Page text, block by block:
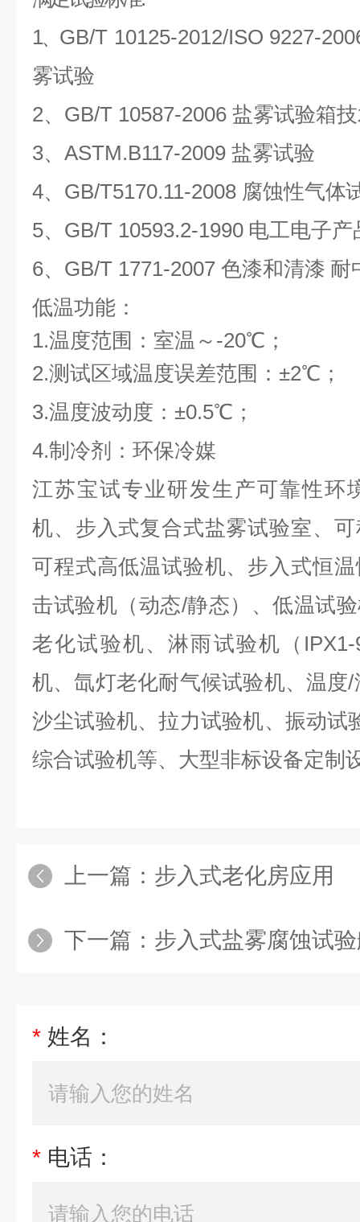
1、 GB/T 10125-2012/ISO 9227-
雾试验
2、 GB/T 10587-2006 盐雾试验箱
3、ASTM.B117-2009 盐雾试验
4、 GB/T5170.11-2008腐蚀性气体
5、 GB/T 10593.2-1990电工电子产
6、 GB/T 1771-2007色漆和清漆 耐
低温功能：
1.温度范围：室温～-20℃；
2.测试区域温度误差范围：±2℃；
3.温度波动度：±0.5℃；
4.制冷剂：环保冷媒
江苏宝试专业研发生产可靠性环
机、步入式复合式盐雾试验室、
可程式高低温试验机、步入式恒
击试验机（动态/静态）、低温试
老化试验机、淋雨试验机（
机、氙灯老化耐气候试验机、温度
沙尘试验机、拉力试验机、振动试
综合试验机等、大型非标设备定制
上一篇： 步入式老化房应用
下一篇： 步入式盐雾腐蚀试
* 姓名：
* 电话：